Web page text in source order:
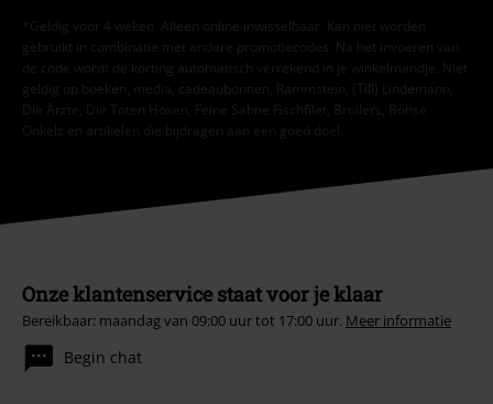
*Geldig voor 4 weken. Alleen online inwisselbaar. Kan niet worden
gebruikt in combinatie met andere promotiecodes. Na het invoeren van
de code wordt de korting automatisch verrekend in je winkelmandje. Niet
geldig op boeken, media, cadeaubonnen, Rammstein, (Till) Lindemann,
Die Ärzte, Die Toten Hosen, Feine Sahne Fischfilet, Broilers, Böhse
Onkelz en artikelen die bijdragen aan een goed doel.
Onze klantenservice staat voor je klaar
Bereikbaar: maandag van 09:00 uur tot 17:00 uur. Meer informatie
Begin chat